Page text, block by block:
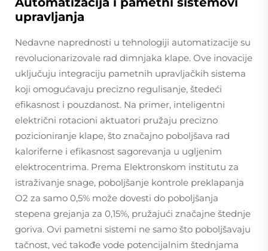
upravljanja
Nedavne naprednosti u tehnologiji automatizacije su
revolucionarizovale rad dimnjaka klape. Ove inovacije
uključuju integraciju pametnih upravljačkih sistema
koji omogućavaju precizno regulisanje, štedeći
efikasnost i pouzdanost. Na primer, inteligentni
električni rotacioni aktuatori pružaju precizno
pozicioniranje klape, što značajno poboljšava rad
kaloriferne i efikasnost sagorevanja u ugljenim
elektrocentrima. Prema Elektronskom institutu za
istraživanje snage, poboljšanje kontrole preklapanja
O2 za samo 0,5% može dovesti do poboljšanja
stepena grejanja za 0,15%, pružajući značajne štednje
goriva. Ovi pametni sistemi ne samo što poboljšavaju
tačnost, već takođe vode potencijalnim štednjama